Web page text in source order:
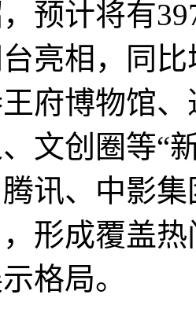
计将有397
亮相，同
府博物馆
文创圈等“
讯、中影
形成覆盖
格局。